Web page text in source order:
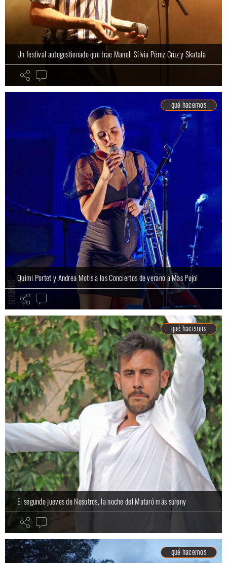
Un festival autogestionado que trae Manel, Sílvia Pérez Cruz y Skatalà
qué hacemos
Quimi Portet y Andrea Motis a los Conciertos de verano a Mas Pujol
qué hacemos
El segundo jueves de Nosotros, la noche del Mataró más sureny
qué hacemos